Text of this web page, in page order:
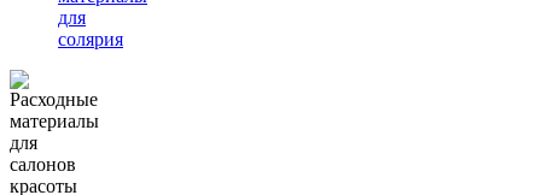
для
солярия